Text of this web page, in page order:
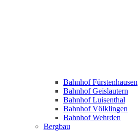
Bahnhof Fürstenhausen
Bahnhof Geislautern
Bahnhof Luisenthal
Bahnhof Völklingen
Bahnhof Wehrden
Bergbau